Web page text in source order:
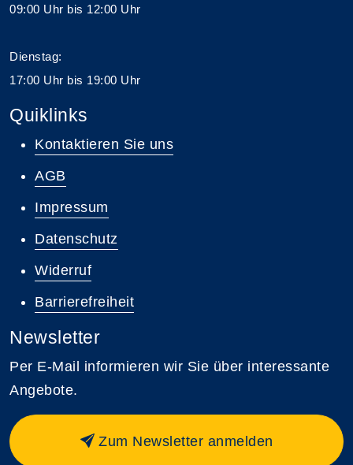
09:00 Uhr bis 12:00 Uhr
Dienstag:
17:00 Uhr bis 19:00 Uhr
Quiklinks
Kontaktieren Sie uns
AGB
Impressum
Datenschutz
Widerruf
Barrierefreiheit
Newsletter
Per E-Mail informieren wir Sie über interessante
Angebote.
Zum Newsletter anmelden